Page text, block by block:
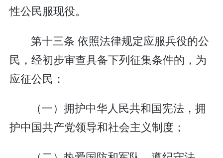
性公民服现役。
第十三条 依照法律规定应服兵役的公
民，经初步审查具备下列征集条件的，为
应征公民：
（一）拥护中华人民共和国宪法，拥
护中国共产党领导和社会主义制度；